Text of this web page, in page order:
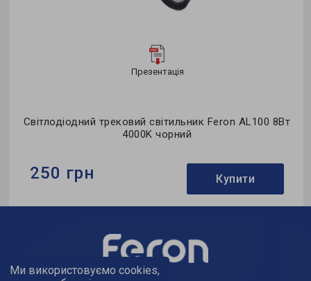
Презентація
Світлодіодний трековий світильник Feron AL100 8Вт
4000K чорний
250 грн Купити
Тип світильника:трековий
Ми використовуємо cookies,